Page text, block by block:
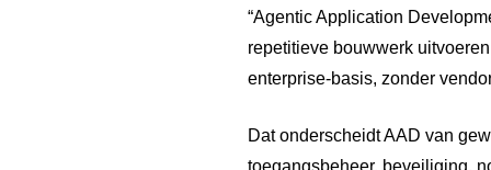
“Agentic Application
repetitieve bouwwerk
enterprise-basis, zonder
Dat onderscheidt AAD van
toegangsbeheer, beveiliging,